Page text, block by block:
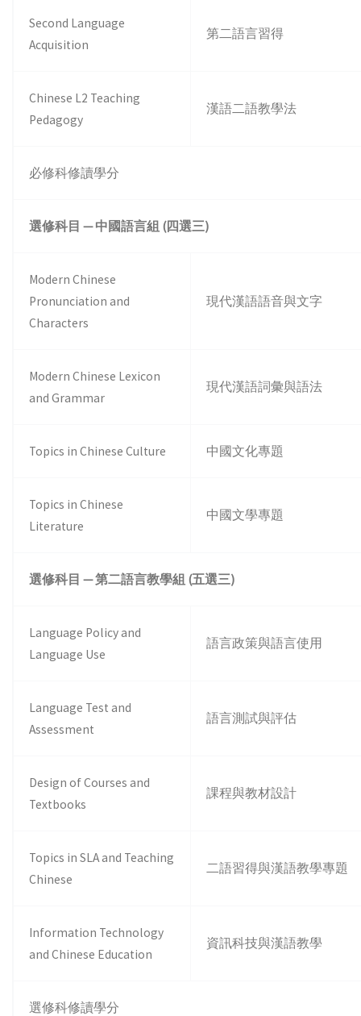
Second Language
Acquisition
第二語言習得
Chinese L2 Teaching
Pedagogy
漢語二語教學法
必修科修讀學分
選修科目—中國語言組 (四選三)
Modern Chinese
Pronunciation and
Characters
現代漢語語音與文字
Modern Chinese Lexicon
and Grammar
現代漢語詞彙與語法
Topics in Chinese Culture 中國文化專題
Topics in Chinese
Literature
中國文學專題
選修科目 — 第二語言教學組 (五選三)
Language Policy and
Language Use
語言政策與語言使用
Language Test and
Assessment
語言測試與評估
Design of Courses and
Textbooks
課程與教材設計
Topics in SLA and Teaching
Chinese
二語習得與漢語教學專題
Information Technology
and Chinese Education
資訊科技與漢語教學
選修科修讀學分